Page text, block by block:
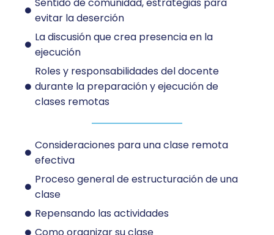
Sentido de comunidad, estrategias para
evitar la deserción
La discusión que crea presencia en la
ejecución
Roles y responsabilidades del docente
durante la preparación y ejecución de
clases remotas
Consideraciones para una clase remota
efectiva
Proceso general de estructuración de una
clase
Repensando las actividades